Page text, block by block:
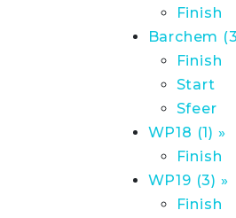
Finish
Barchem
Finish
Start
Sfeer
WP18 (1) »
Finish
WP19 (3) »
Finish